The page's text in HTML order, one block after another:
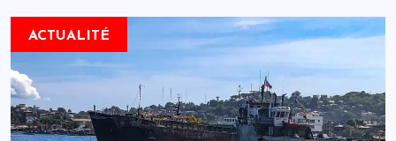
ACTUALITÉ